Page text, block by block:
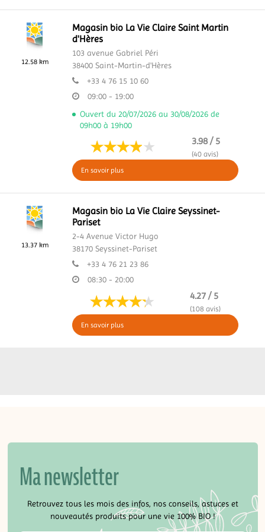
12.58 km
Magasin bio La Vie Claire Saint Martin
d'Hères
103 avenue Gabriel Péri
38400 Saint-Martin-d'Hères
+33 4 76 15 10 60
09:00 - 19:00
Ouvert du 20/07/2026 au 30/08/2026 de
09h00 à 19h00
3.98 / 5
(40 avis)
En savoir plus
13.37 km
Magasin bio La Vie Claire Seyssinet-
Pariset
2-4 Avenue Victor Hugo
38170 Seyssinet-Pariset
+33 4 76 21 23 86
08:30 - 20:00
4.27 / 5
(108 avis)
En savoir plus
Ma newsletter
Retrouvez tous les mois des infos, nos conseils, astuces et
nouveautés produits pour une vie 100% BIO !